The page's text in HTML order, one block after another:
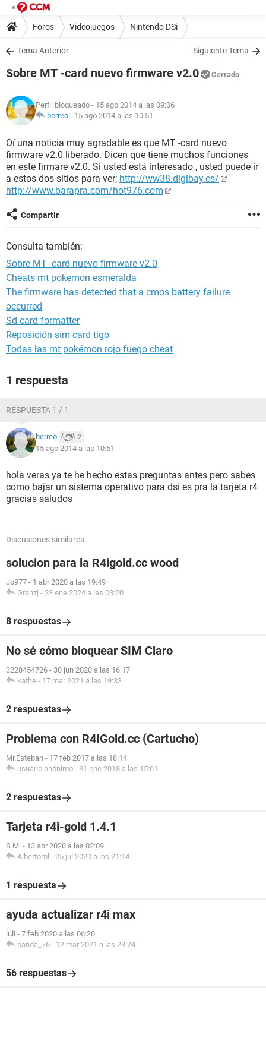
Foros Videojuegos Nintendo DSi
Tema Anterior Siguiente Tema
Sobre MT -card nuevo firmware v2.0 Cerrado
Perfil bloqueado - 15 ago 2014 a las 09:06
berreo - 15 ago 2014 a las 10:51
Oí una noticia muy agradable es que MT -card nuevo
firmware v2.0 liberado. Dicen que tiene muchos funciones
en este firmare v2.0. Si usted está interesado , usted puede ir
a estos dos sitios para ver; http://ww38.digibay.es/
http://www.barapra.com/hot976.com
Compartir
Consulta también:
Sobre MT -card nuevo firmware v2.0
Cheats mt pokemon esmeralda
The firmware has detected that a cmos battery failure
occurred
Sd card formatter
Reposición sim card tigo
Todas las mt pokémon rojo fuego cheat
1 respuesta
RESPUESTA 1 / 1
berreo 2
15 ago 2014 a las 10:51
hola veras ya te he hecho estas preguntas antes pero sabes
como bajar un sistema operativo para dsi es pra la tarjeta r4
gracias saludos
Discusiones similares
solucion para la R4igold.cc wood
Jp977 - 1 abr 2020 a las 19:49
Granzj - 23 ene 2024 a las 03:20
8 respuestas
No sé cómo bloquear SIM Claro
3228454726 - 30 jun 2020 a las 16:17
kathe - 17 mar 2021 a las 19:33
2 respuestas
Problema con R4IGold.cc (Cartucho)
Mr.Esteban - 17 feb 2017 a las 18:14
usuario anónimo - 31 ene 2018 a las 15:01
2 respuestas
Tarjeta r4i-gold 1.4.1
S.M. - 13 abr 2020 a las 02:09
Albertoml - 25 jul 2020 a las 21:14
1 respuesta
ayuda actualizar r4i max
luli - 7 feb 2020 a las 06:20
panda_76 - 12 mar 2021 a las 23:24
56 respuestas